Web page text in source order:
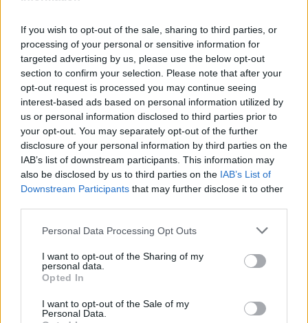
If you wish to opt-out of the sale, sharing to third parties, or
processing of your personal or sensitive information for
targeted advertising by us, please use the below opt-out
section to confirm your selection. Please note that after your
opt-out request is processed you may continue seeing
interest-based ads based on personal information utilized by
us or personal information disclosed to third parties prior to
your opt-out. You may separately opt-out of the further
disclosure of your personal information by third parties on the
IAB’s list of downstream participants. This information may
also be disclosed by us to third parties on the IAB’s List of
Downstream Participants that may further disclose it to other
Please note that this website/app uses one or more Google
not limited to your visit or usage behaviour. You may click to
grant or deny consent to Google and its third-party tags to
use your data for below specified purposes in below Google
consent section.
Personal Data Processing Opt Outs
I want to opt-out of the Sharing of my
personal data.
Opted In
I want to opt-out of the Sale of my
Personal Data.
Δημητριάδη - Ο Γιάννης
Αλαφούζος επιστρέφει στη
θέση του CEO
Media: Με ενίσχυση 8 εκατ. ευρώ σε 451 επιχειρήσεις
ξεκίνησε το πρόγραμμα στήριξης- Κάλυψη εισφορών
ΕΔΟΕΑΠ
Η Toyota φέρνει νέα γενιά
αυτοκινητοβιομηχανία